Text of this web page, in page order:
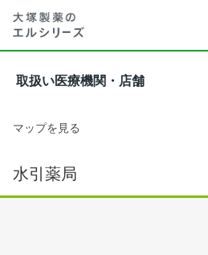
取扱い医療機関・店舗
マップを見る
水引薬局